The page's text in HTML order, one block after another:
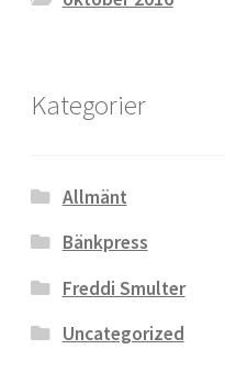
Kategorier
Allmänt
Bänkpress
Freddi Smulter
Uncategorized